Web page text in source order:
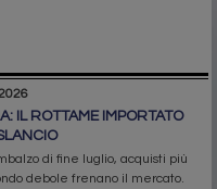
IL ROTTAME IMPORTATO
di fine luglio, acquisti più
debole frenano il mercato.